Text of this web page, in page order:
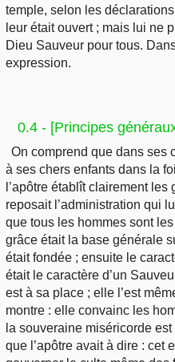
temple, selon les
leur était ouvert ; mais lui ne
Dieu Sauveur pour tous.
expression.
0.4 - [Principes
On comprend que dans ses
à ses chers enfants dans la
l’apôtre établît clairement
reposait l’administration qui
que tous les hommes sont
grâce était la base générale
était fondée ; ensuite le
était le caractère d’un
est à sa place ; elle l’est
montre : elle convainc les
la souveraine miséricorde
que l’apôtre avait à dire : cet